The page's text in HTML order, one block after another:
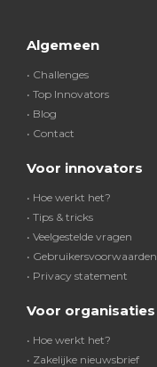
Algemeen
• Challenges
• Top Innovators
• Blog
• Contact
Voor innovators
• Hoe werkt het?
• Tips & tricks
• Veelgestelde vragen
• Gebruikersvoorwaarden
• Privacy statement
Voor organisaties
• Hoe werkt het?
• Zakelijke nieuwsbrief